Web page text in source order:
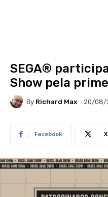
SEGA®
Show pela
By Richard Max 20/08/
Facebook X